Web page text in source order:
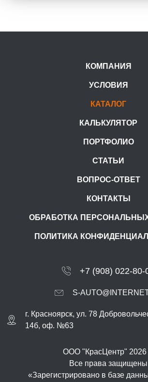
КОМПАНИЯ
УСЛОВИЯ
КАТАЛОГ
КАЛЬКУЛЯТОР
ПОРТФОЛИО
СТАТЬИ
ВОПРОС-ОТВЕТ
КОНТАКТЫ
ОБРАБОТКА
ПОЛИТИКА
+7 (908) 022-80-
S-
г. Красноярск, ул. 78
14б, оф. №63
ООО "КрасЦентр"
Все права защищены
«Зарегистрировано в базе